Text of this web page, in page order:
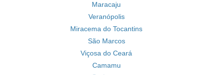
Maracaju
Veranópolis
Miracema do Tocantins
São Marcos
Viçosa do Ceará
Camamu